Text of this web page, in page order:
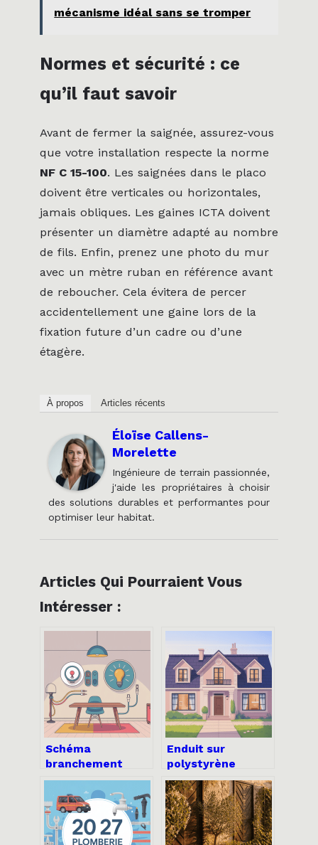
mécanisme idéal sans se tromper
Normes et sécurité : ce
qu’il faut savoir
Avant de fermer la saignée, assurez-vous
que votre installation respecte la norme
NF C 15-100. Les saignées dans le placo
doivent être verticales ou horizontales,
jamais obliques. Les gaines ICTA doivent
présenter un diamètre adapté au nombre
de fils. Enfin, prenez une photo du mur
avec un mètre ruban en référence avant
de reboucher. Cela évitera de percer
accidentellement une gaine lors de la
fixation future d’un cadre ou d’une
étagère.
À propos Articles récents
Éloïse Callens-
Morelette
Ingénieure de terrain passionnée,
j'aide les propriétaires à choisir
des solutions durables et performantes pour
optimiser leur habitat.
Articles Qui Pourraient Vous
Intéresser :
Schéma
branchement
sonnette legrand
230v : le guide
clair pour bien
câbler
Enduit sur
polystyrène
extérieur :
comment réussir
une façade
durable